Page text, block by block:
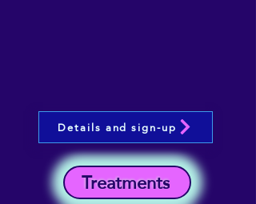
Treatments
Details and sign-up